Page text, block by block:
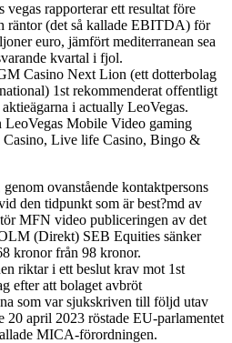
vegas rapporterar ett resultat före
räntor (det så kallade EBITDA) för
euro, jämfört mediterranean sea
kvartal i fjol.
Casino Next Lion (ett dotterbolag
1st rekommenderat offentligt
i actually LeoVegas.
LeoVegas Mobile Video gaming
Casino, Live life Casino, Bingo &
ovanstående kontaktpersons
den tidpunkt som är best?md av
MFN video publiceringen av det
(Direkt) SEB Equities sänker
kronor från 98 kronor.
riktar i ett beslut krav mot 1st
efter att bolaget avbröt
som var sjukskriven till följd utav
20 april 2023 röstade EU-parlamentet
MICA-förordningen.